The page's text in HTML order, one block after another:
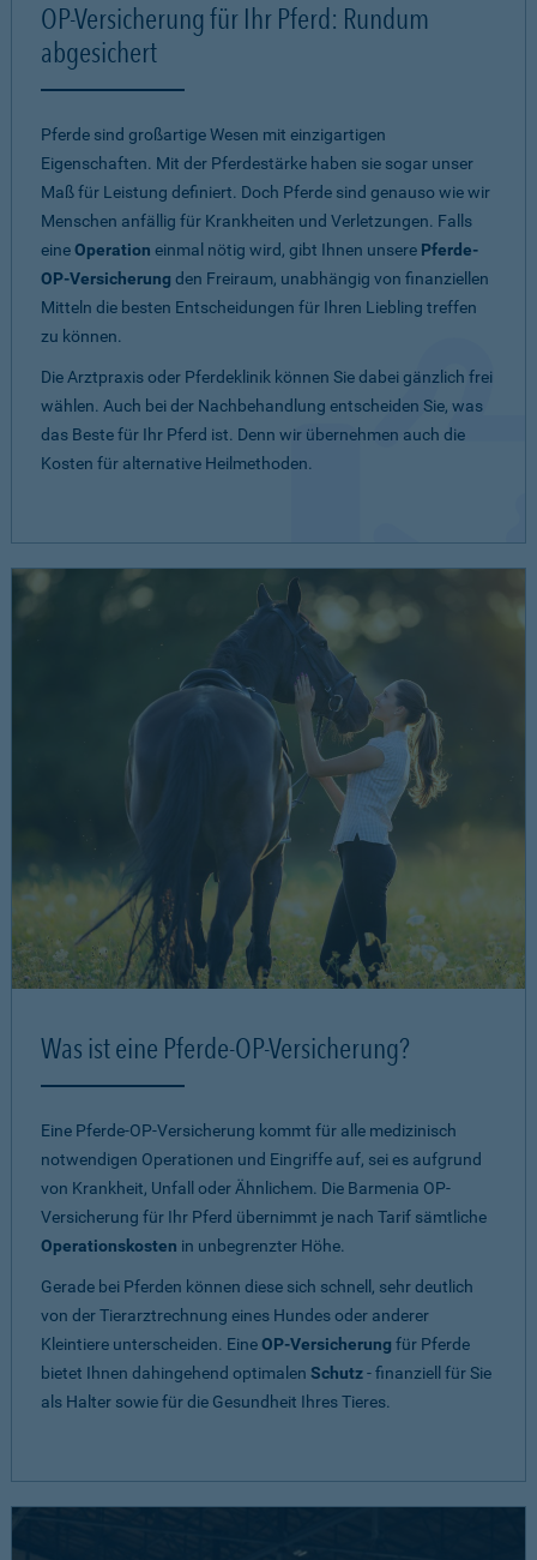
OP-Versicherung für Ihr Pferd: Rundum
abgesichert
Pferde sind großartige Wesen mit einzigartigen
Eigenschaften. Mit der Pferdestärke haben sie sogar unser
Maß für Leistung definiert. Doch Pferde sind genauso wie wir
Menschen anfällig für Krankheiten und Verletzungen. Falls
eineOperation einmal nötig wird, gibt Ihnen unsere Pferde-
OP-Versicherung den Freiraum, unabhängig von finanziellen
Mitteln die besten Entscheidungen für Ihren Liebling treffen
zu können.
Die Arztpraxis oder Pferdeklinik können Sie dabei gänzlich frei
wählen. Auch bei der Nachbehandlung entscheiden Sie, was
das Beste für Ihr Pferd ist. Denn wir übernehmen auch die
Kosten für alternative Heilmethoden.
Was ist eine Pferde-OP-Versicherung?
Eine Pferde-OP-Versicherung kommt für alle medizinisch
notwendigen Operationen und Eingriffe auf, sei es aufgrund
von Krankheit, Unfall oder Ähnlichem. Die Barmenia OP-
Versicherung für Ihr Pferd übernimmt je nach Tarif sämtliche
Operationskosten in unbegrenzter Höhe.
Gerade bei Pferden können diese sich schnell, sehr deutlich
von der Tierarztrechnung eines Hundes oder anderer
Kleintiere unterscheiden. EineOP-Versicherung für Pferde
bietet Ihnen dahingehend optimalen Schutz- finanziell für Sie
als Halter sowie für die Gesundheit Ihres Tieres.